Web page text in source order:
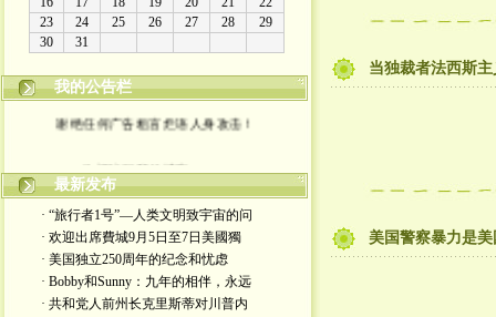
我的公告栏
谢绝任何广告粗言烂语人身攻击！
欢迎访问我的博客。。。
最新发布
· “旅行者1号”—人类文明致宇宙的问
· 欢迎出席費城9月5日至7日美國獨
· 美国独立250周年的纪念和忧虑
· Bobby和Sunny：九年的相伴，永远
· 共和党人前州长克里斯蒂对川普内
当独裁者法西斯
美国警察暴力是